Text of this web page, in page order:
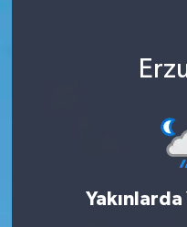
Yakınlarda